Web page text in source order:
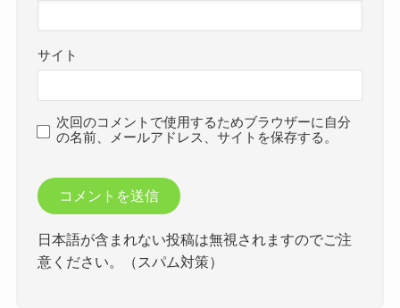
サイト
次回のコメントで使用するためブラウザーに自分
の名前、メールアドレス、サイトを保存する。
日本語が含まれない投稿は無視されますのでご注
意ください。（スパム対策）